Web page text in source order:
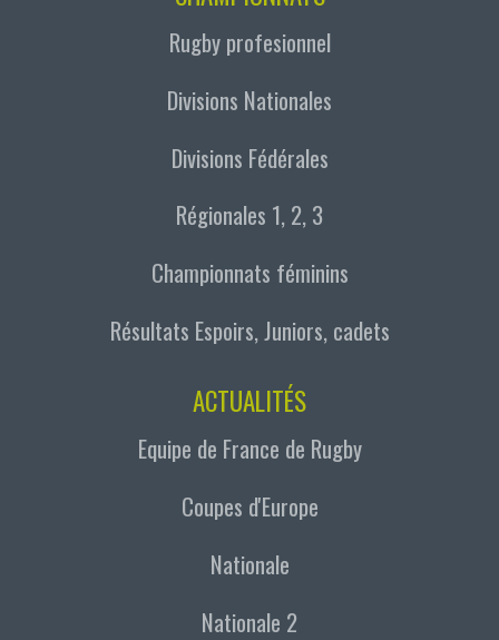
Rugby profesionnel
Divisions Nationales
Divisions Fédérales
Régionales 1, 2, 3
Championnats féminins
Résultats Espoirs, Juniors, cadets
ACTUALITÉS
Equipe de France de Rugby
Coupes d'Europe
Nationale
Nationale 2